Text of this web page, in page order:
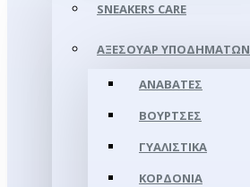
SNEAKERS CARE
ΑΞΕΣΟΥΑΡ ΥΠΟΔΗΜΆΤΩΝ
ΑΝΑΒΆΤΕΣ
ΒΟΎΡΤΣΕΣ
ΓΥΑΛΙΣΤΙΚΆ
ΚΟΡΔΌΝΙΑ